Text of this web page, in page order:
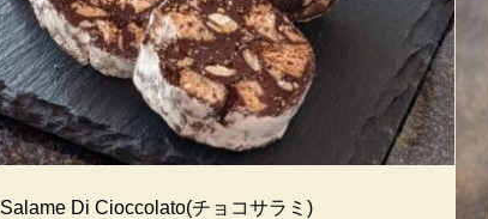
Salame Di Cioccolato(チョコサラミ)